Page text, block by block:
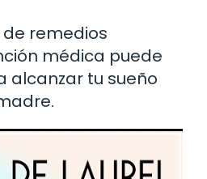
remedios
médica puede
alcanzar tu sueño